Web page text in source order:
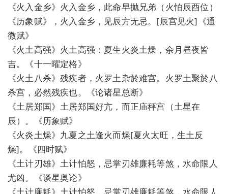
《火入金乡》火入金乡，此命早抛兄弟（火怕辰酉位）
《历象赋》，火入金乡，见辰方无忌。[辰宫见火]《通
微赋》
《火土高强》火土高强：夏生火炎土燥，余月昼夜皆
吉。《十一曜定格》
《火土八杀》残疾者，火罗土杂於难宫。火罗土聚於八
杀宫，必然残疾也。《论诸星总断》
《土居郑国》土居郑国好亢，而正庙秤宫（土星在
辰）。《历象赋》
《火炎土燥》九夏之土逢火而燥[夏火太旺，生土反
燥]。《四时赋》
《土计刃雄》土计怕怒，忌掌刃雄廉耗等煞，水命限人
尤凶。《谈星奥论》
《土计廉耗》土计怕怒，忌掌刃雄廉耗等煞，水命限人